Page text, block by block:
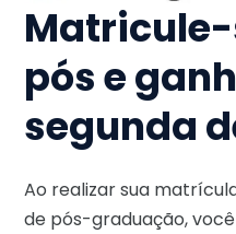
pós e
segunda
Ao realizar sua
de pós-graduação,